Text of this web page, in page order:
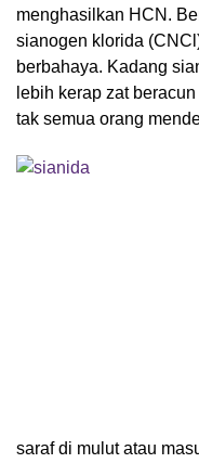
menghasilkan HCN.
sianogen klorida
berbahaya. Kadang
lebih kerap zat
tak semua orang
saraf di mulut atau